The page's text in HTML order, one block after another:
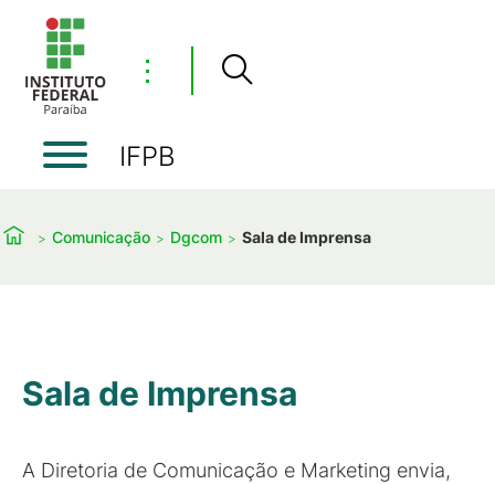
⋮
IFPB
Comunicação Dgcom Sala de Imprensa
Sala de Imprensa
A Diretoria de Comunicação e Marketing envia,